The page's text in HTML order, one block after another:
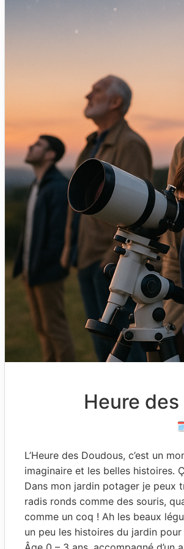
Heure
L’Heure des Doudous, c’est un
imaginaire et les belles histoires.
Dans mon jardin potager je peux
radis ronds comme des souris,
comme un coq ! Ah les beaux
un peu les histoires du jardin